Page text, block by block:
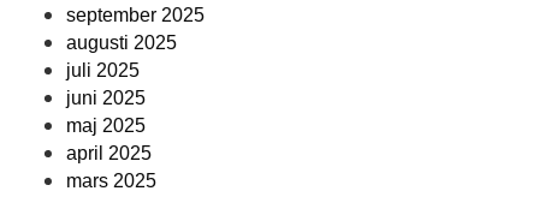
september 2025
augusti 2025
juli 2025
juni 2025
maj 2025
april 2025
mars 2025